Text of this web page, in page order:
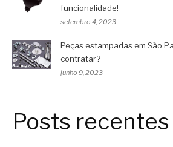
funcionalidade!
setembro 4, 2023
Peças estampadas em São
contratar?
junho 9, 2023
Posts recentes